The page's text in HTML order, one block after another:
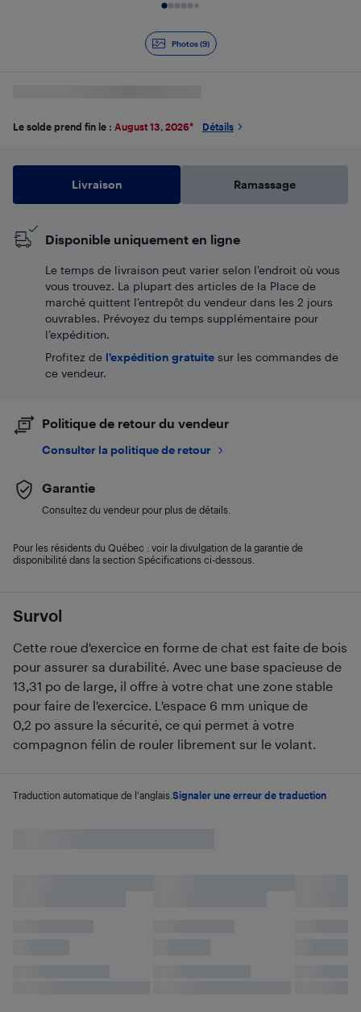
Photos (9)
Survol
Cette roue d'exercice en forme de chat est faite de bois
pour assurer sa durabilité. Avec une base spacieuse de
13,31 po de large, il offre à votre chat une zone stable
pour faire de l'exercice. L'espace 6 mm unique de
0,2 po assure la sécurité, ce qui permet à votre
compagnon félin de rouler librement sur le volant.
Traduction automatique de l'anglais. Signaler une erreur de traduction
Le solde prend fin le : August 13, 2026* Détails
Livraison Ramassage
Disponible uniquement en ligne
Le temps de livraison peut varier selon l'endroit où vous
vous trouvez. La plupart des articles de la Place de
marché quittent l’entrepôt du vendeur dans les 2 jours
ouvrables. Prévoyez du temps supplémentaire pour
l’expédition.
Profitez de l'expédition gratuite sur les commandes de
ce vendeur.
Politique de retour du vendeur
Consulter la politique de retour
Garantie
Consultez du vendeur pour plus de détails.
Pour les résidents du Québec : voir la divulgation de la garantie de
disponibilité dans la section Spécifications ci-dessous.